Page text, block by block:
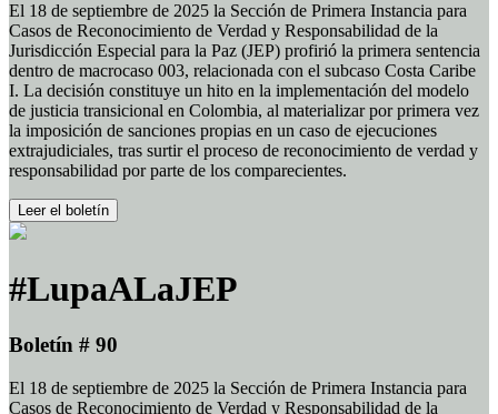
El 18 de septiembre de 2025 la Sección de Primera Instancia para
Casos de Reconocimiento de Verdad y Responsabilidad de la
Jurisdicción Especial para la Paz (JEP) profirió la primera sentencia
dentro de macrocaso 003, relacionada con el subcaso Costa Caribe
I. La decisión constituye un hito en la implementación del modelo
de justicia transicional en Colombia, al materializar por primera vez
la imposición de sanciones propias en un caso de ejecuciones
extrajudiciales, tras surtir el proceso de reconocimiento de verdad y
responsabilidad por parte de los comparecientes.
Leer el boletín
#LupaALaJEP
Boletín # 90
El 18 de septiembre de 2025 la Sección de Primera Instancia para
Casos de Reconocimiento de Verdad y Responsabilidad de la